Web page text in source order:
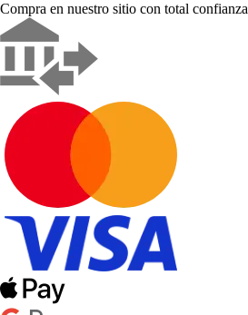
Compra en nuestro sitio con total confianza